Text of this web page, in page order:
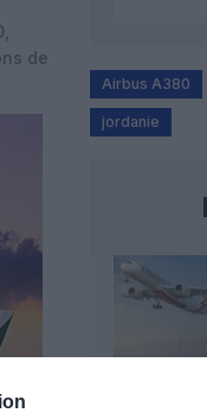
de
Airbus A380
jordanie